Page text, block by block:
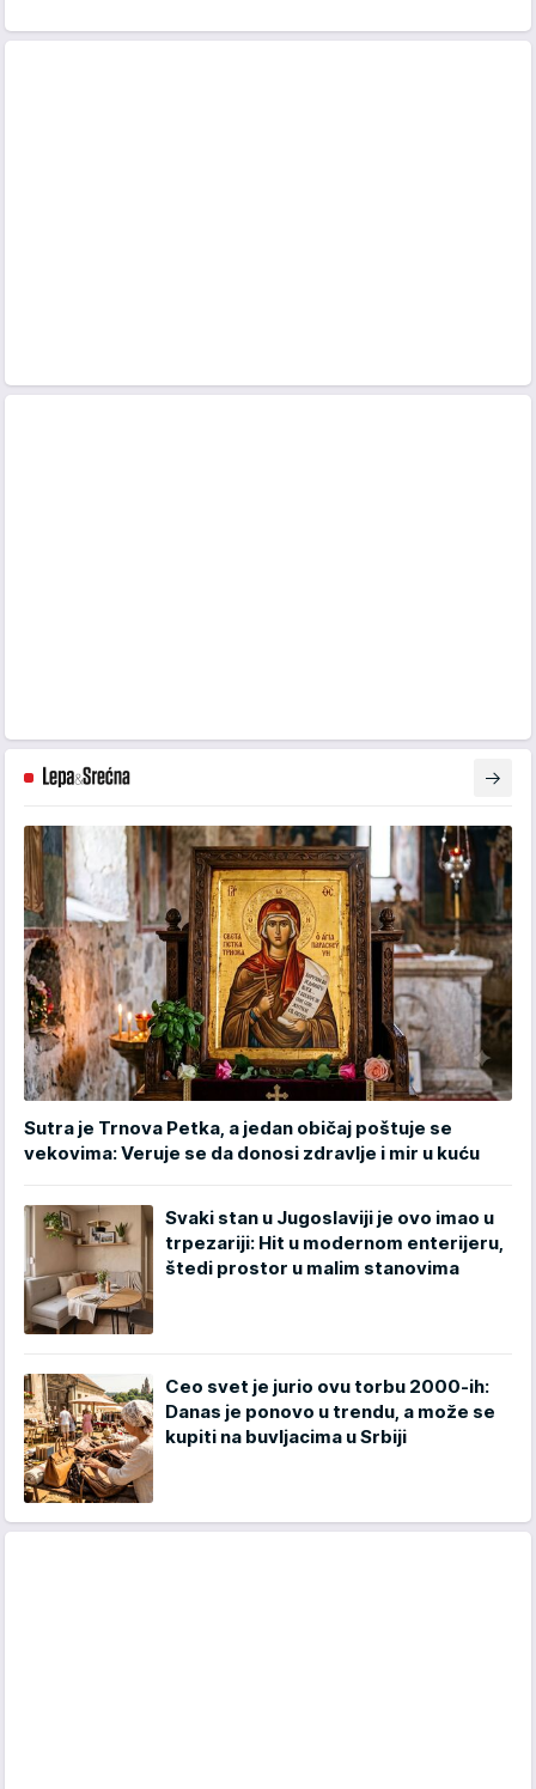
Sutra je Trnova Petka, a jedan običaj poštuje se
vekovima: Veruje se da donosi zdravlje i mir u kuću
Svaki stan u Jugoslaviji je ovo imao u
trpezariji: Hit u modernom enterijeru,
štedi prostor u malim stanovima
Ceo svet je jurio ovu torbu 2000-ih:
Danas je ponovo u trendu, a može se
kupiti na buvljacima u Srbiji